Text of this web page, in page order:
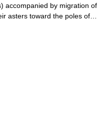
accompanied by migration of
asters toward the poles of…